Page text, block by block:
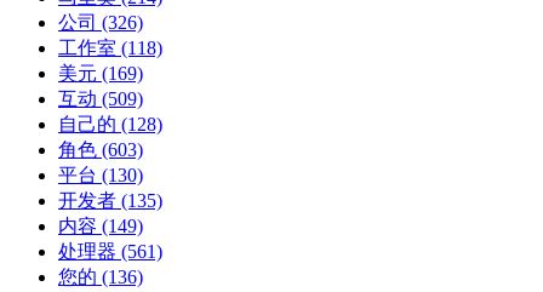
公司 (326)
工作室 (118)
美元 (169)
互动 (509)
自己的 (128)
角色 (603)
平台 (130)
开发者 (135)
内容 (149)
处理器 (561)
您的 (136)